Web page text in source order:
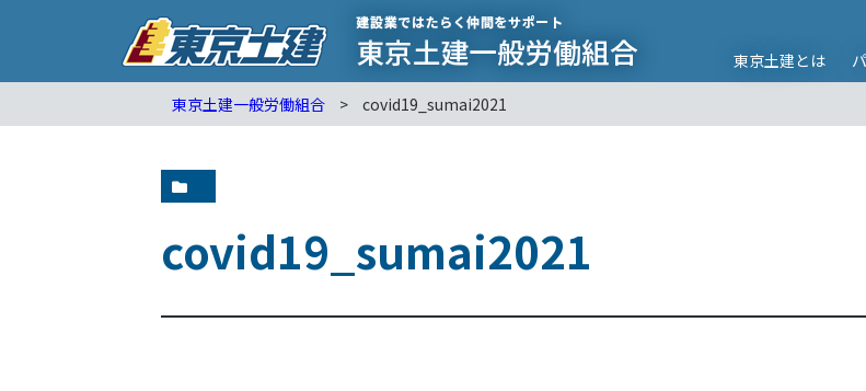
東京土建とは
東京土建一般労働組合
> covid19_sumai2021
covid19_sumai2021